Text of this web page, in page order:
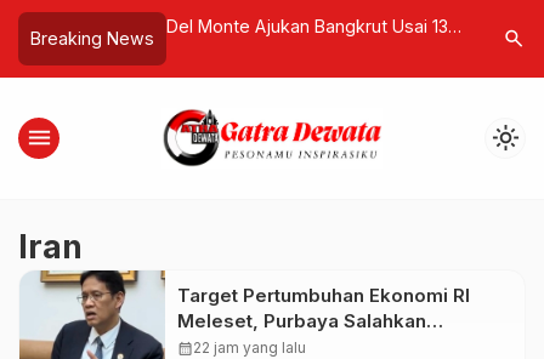
Breaking News
Keadilan untuk
Del Monte Ajukan Bangkrut Usai 138
Tengah Perubahan Selera
Konsumen
Lempar
Pernah
search
menu light_mode
Iran
Target Pertumbuhan Ekonomi RI
Meleset, Purbaya Salahkan
Lonjakan Harga Minyak Dunia
calendar_month22 jam yang lalu